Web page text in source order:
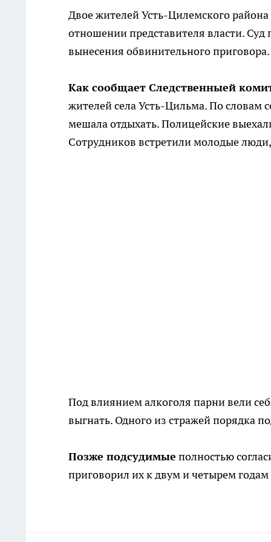
Двое жителей Усть-Цилемского
отношении представителя власти. Суд
вынесения обвинительного приговора.
Как сообщает Следственныей
жителей села Усть-Цильма. По словам
мешала отдыхать. Полицейские
Сотрудников встретили молодые
Под влиянием алкоголя парни вели
выгнать. Одного из стражей порядка
Позже подсудимые полностью
приговорил их к двум и четырем